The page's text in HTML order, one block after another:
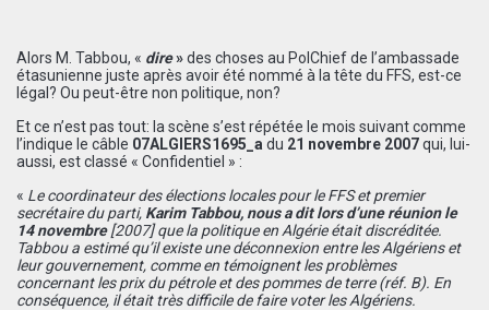
Alors M. Tabbou, « dire»des choses au PolChief de l’ambassade
étasunienne juste après avoir été nommé à la tête du FFS, est-ce
légal? Ou peut-être non politique, non?
Et ce n’est pas tout: la scène s’est répétée le mois suivant comme
l’indique le câble 07ALGIERS1695_a du 21 novembre 2007qui, lui-
aussi, est classé « Confidentiel » :
« Le coordinateur des élections locales pour le FFS et premier
secrétaire du parti, Karim Tabbou, nous a dit lors d’une réunion le
14 novembre [2007]que la politique en Algérie était discréditée.
Tabbou a estimé qu’il existe une déconnexion entre les Algériens et
leur gouvernement, comme en témoignent les problèmes
concernant les prix du pétrole et des pommes de terre (réf. B). En
conséquence, il était très difficile de faire voter les Algériens.